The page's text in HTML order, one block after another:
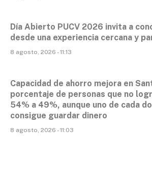
Día Abierto PUCV 2026 invita a
desde una experiencia cercana y
8 agosto, 2026 - 11:13
Capacidad de ahorro mejora en
porcentaje de personas que no
54% a 49%, aunque uno de cada
consigue guardar dinero
8 agosto, 2026 - 11:03